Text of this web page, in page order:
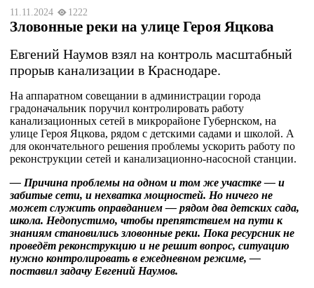
11.11.2024 1222
Зловонные реки на улице Героя Яцкова
Евгений Наумов взял на контроль масштабный
прорыв канализации в Краснодаре.
На аппаратном совещании в администрации города
градоначальник поручил контролировать работу
канализационных сетей в микрорайоне Губернском, на
улице Героя Яцкова, рядом с детскими садами и школой. А
для окончательного решения проблемы ускорить работу по
реконструкции сетей и канализационно-насосной станции.
— Причина проблемы на одном и том же участке — и
забитые сети, и нехватка мощностей. Но ничего не
может служить оправданием — рядом два детских сада,
школа. Недопустимо, чтобы препятствием на пути к
знаниям становились зловонные реки. Пока ресурсник не
проведёт реконструкцию и не решит вопрос, ситуацию
нужно контролировать в ежедневном режиме, —
поставил задачу Евгений Наумов.